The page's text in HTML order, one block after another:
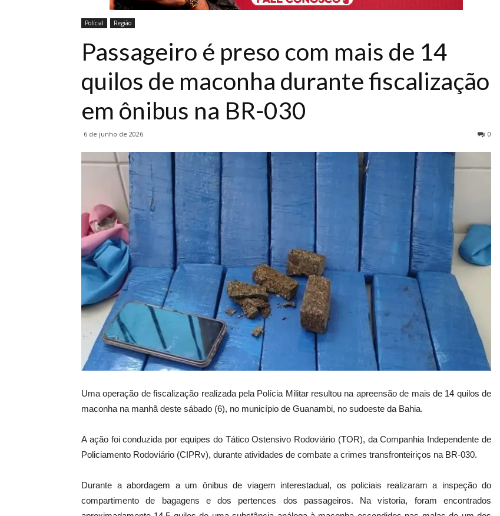
Polícial Região
Passageiro é preso com mais de 14
quilos de maconha durante fiscalização
em ônibus na BR-030
6 de junho de 2026 0
Uma operação de fiscalização realizada pela Polícia Militar resultou na apreensão de mais de 14 quilos de
maconha na manhã deste sábado (6), no município de Guanambi, no sudoeste da Bahia.
A ação foi conduzida por equipes do Tático Ostensivo Rodoviário (TOR), da Companhia Independente de
Policiamento Rodoviário (CIPRv), durante atividades de combate a crimes transfronteiriços na BR-030.
Durante a abordagem a um ônibus de viagem interestadual, os policiais realizaram a inspeção do
compartimento de bagagens e dos pertences dos passageiros. Na vistoria, foram encontrados